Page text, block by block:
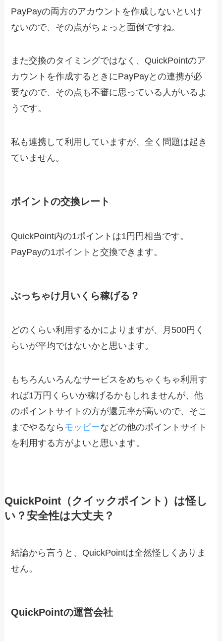
PayPayの両方のアカウントを作成しないといけ
ないので、その点がちょっと面倒ですね。
また交換のタイミングではなく、QuickPointのア
カウントを作成するときにPayPayとの連携が必
要なので、その点も不審に思っている人がいるよ
うです。
私も連携して利用していますが、全く問題は起き
ていません。
ポイントの交換レート
QuickPoint内の1ポイントは1円円相当です。
PayPayの1ポイントと交換できます。
ぶっちゃけ月いくら稼げる？
どのくらい利用するかによりますが、月500円く
らいが平均ではないかと思います。
もちろんいろんなサービスをめちゃくちゃ利用す
れば1万円くらいか稼げるかもしれませんが、他
のポイントサイトの方が還元率が高いので、そこ
までやるなら モッピーなどの他のポイントサイト
を利用する方がよいと思います。
QuickPoint（クイックポイント）は怪し
い？安全性は大丈夫？
結論から言うと、QuickPointは全然怪しくありま
せん。
QuickPointの運営会社